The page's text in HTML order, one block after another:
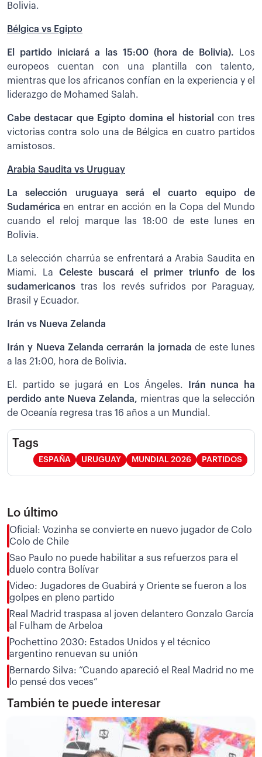
Bolivia.
Bélgica vs Egipto
El partido iniciará a las 15:00 (hora de Bolivia).
Los
europeos cuentan con una plantilla con talento,
mientras que los africanos confían en la experiencia y el
liderazgo de Mohamed Salah.
Cabe destacar que Egipto domina el historial con tres
victorias contra solo una de Bélgica en cuatro partidos
amistosos.
Arabia Saudita vs Uruguay
La selección uruguaya será el cuarto equipo de
Sudaméricaen entrar en acción en la Copa del Mundo
cuando el reloj marque las 18:00 de este lunes en
Bolivia.
La selección charrúa se enfrentará a Arabia Saudita en
Miami. LaCeleste buscará el primer triunfo de los
sudamericanos tras los revés sufridos por Paraguay,
Brasil y Ecuador.
Irán vs Nueva Zelanda
Irán y Nueva Zelanda cerrarán la jornada de este lunes
a las 21:00, hora de Bolivia.
El. partido se jugará en Los Ángeles.
Irán nunca ha
perdido ante Nueva Zelanda, mientras que la selección
de Oceanía regresa tras 16 años a un Mundial.
Tags
ESPAÑA URUGUAY MUNDIAL 2026 PARTIDOS
Lo último
Oficial: Vozinha se convierte en nuevo jugador de Colo
Colo de Chile
Sao Paulo no puede habilitar a sus refuerzos para el
duelo contra Bolívar
Video: Jugadores de Guabirá y Oriente se fueron a los
golpes en pleno partido
Real Madrid traspasa al joven delantero Gonzalo García
al Fulham de Arbeloa
Pochettino 2030: Estados Unidos y el técnico
argentino renuevan su unión
Bernardo Silva: “Cuando apareció el Real Madrid no me
lo pensé dos veces”
También te puede interesar